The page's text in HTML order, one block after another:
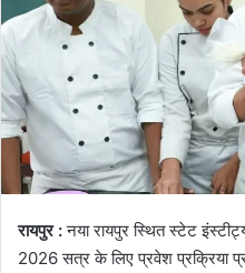
रायपुर :नया रायपुर स्थित स्टेट
2026 सत्र के लिए प्रवेश प्रक्रिया